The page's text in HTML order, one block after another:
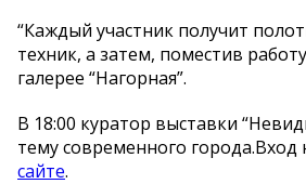
“Каждый участник получит
техник, а затем, поместив
галерее “Нагорная”.
В 18:00 куратор выставки
тему современного
сайте.